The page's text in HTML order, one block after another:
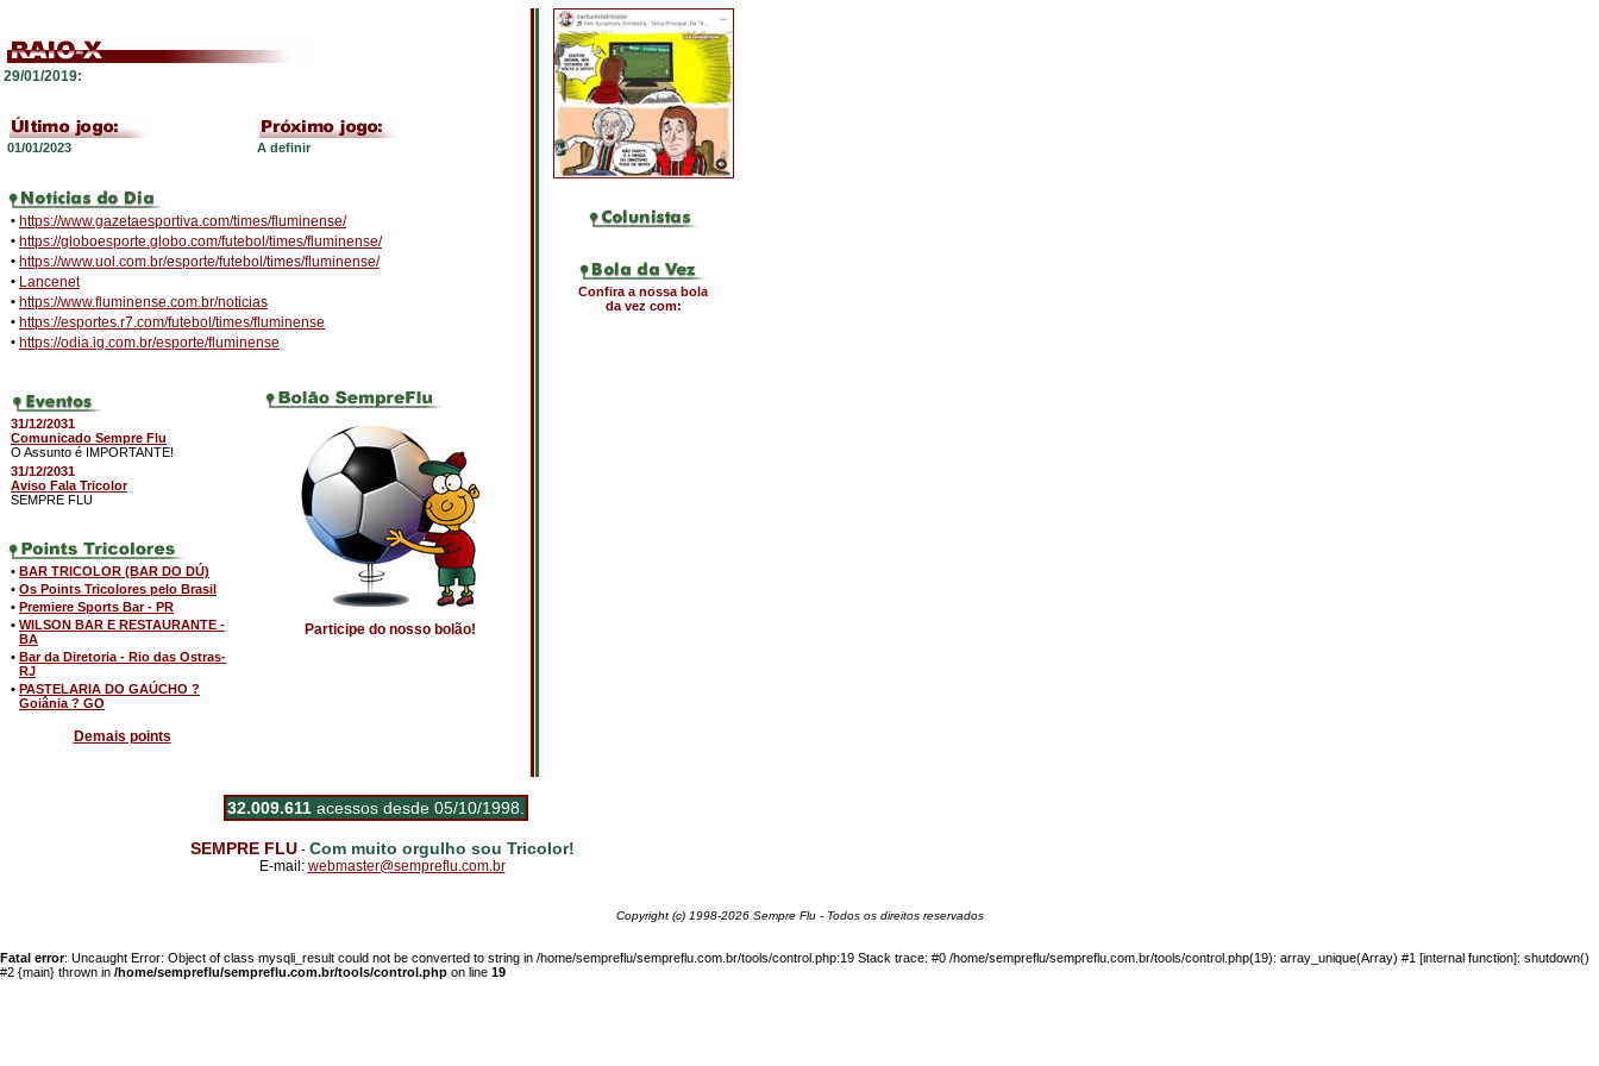
29/01/2019:
01/01/2023 A definir
• https://www.gazetaesportiva.com/times/fluminense/
• https://globoesporte.globo.com/futebol/times/fluminense/
• https://www.uol.com.br/esporte/futebol/times/fluminense/
• Lancenet
• https://www.fluminense.com.br/noticias
• https://esportes.r7.com/futebol/times/fluminense
• https://odia.ig.com.br/esporte/fluminense
31/12/2031
Comunicado Sempre Flu
O Assunto é IMPORTANTE!
31/12/2031
Aviso Fala Tricolor
SEMPRE FLU
• BAR TRICOLOR (BAR DO DÚ)
• Os Points Tricolores pelo Brasil
• Premiere Sports Bar - PR
• WILSON BAR E RESTAURANTE -
BA
• Bar da Diretoria - Rio das Ostras-
RJ
• PASTELARIA DO GAÚCHO ?
Goiânia ? GO
Demais points
Participe do nosso bolão!
Confira a nossa bola
da vez com:
32.009.611acessos desde 05/10/1998.
SEMPRE FLU- Com muito orgulho sou Tricolor!
E-mail: webmaster@sempreflu.com.br
Copyright (c) 1998-2026 Sempre Flu - Todos os direitos reservados
Fatal error: Uncaught Error: Object of class mysqli_result could not be converted to string in /home/sempreflu/sempreflu.com.br/tools/control.php:19 Stack trace: #0 /home/sempreflu/sempreflu.com.br/tools/control.php(19): array_unique(Array) #1 [internal function]: shutdown()
#2 {main} thrown in /home/sempreflu/sempreflu.com.br/tools/control.php on line 19